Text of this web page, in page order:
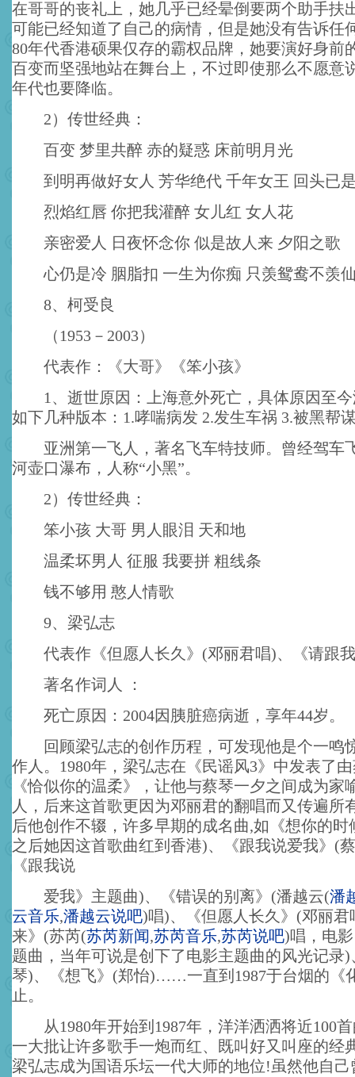
在哥哥的丧礼上，她几乎已经晕倒要两个助手扶
可能已经知道了自己的病情，但是她没有告诉任
80年代香港硕果仅存的霸权品牌，她要演好身前
百变而坚强地站在舞台上，不过即使那么不愿意
年代也要降临。
2）传世经典：
百变 梦里共醉 赤的疑惑 床前明月光
到明再做好女人 芳华绝代 千年女王 回头已
烈焰红唇 你把我灌醉 女儿红 女人花
亲密爱人 日夜怀念你 似是故人来 夕阳之歌
心仍是冷 胭脂扣 一生为你痴 只羡鸳鸯不羡
8、柯受良
（1953－2003）
代表作：《大哥》《笨小孩》
1、逝世原因：上海意外死亡，具体原因至今
如下几种版本：1.哮喘病发 2.发生车祸 3.被黑帮
亚洲第一飞人，著名飞车特技师。曾经驾车
河壶口瀑布，人称“小黑”。
2）传世经典：
笨小孩 大哥 男人眼泪 天和地
温柔坏男人 征服 我要拼 粗线条
钱不够用 憨人情歌
9、梁弘志
代表作《但愿人长久》(邓丽君唱)、《请跟
著名作词人 ：
死亡原因：2004因胰脏癌病逝，享年44岁。
回顾梁弘志的创作历程，可发现他是个一鸣
作人。1980年，梁弘志在《民谣风3》中发表了
《恰似你的温柔》，让他与蔡琴一夕之间成为家
人，后来这首歌更因为邓丽君的翻唱而又传遍所
后他创作不辍，许多早期的成名曲,如《想你的时
之后她因这首歌曲红到香港)、《跟我说爱我》(
《跟我说
爱我》主题曲)、《错误的别离》(潘越云(潘
云音乐,潘越云说吧)唱)、《但愿人长久》(邓丽
来》(苏芮(苏芮新闻,苏芮音乐,苏芮说吧)唱，电
题曲，当年可说是创下了电影主题曲的风光记录
琴)、《想飞》(郑怡)……一直到1987于台烟的《
止。
从1980年开始到1987年，洋洋洒洒将近100首
一大批让许多歌手一炮而红、既叫好又叫座的经
梁弘志成为国语乐坛一代大师的地位!虽然他自己